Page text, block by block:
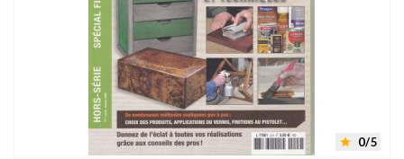
 0/5